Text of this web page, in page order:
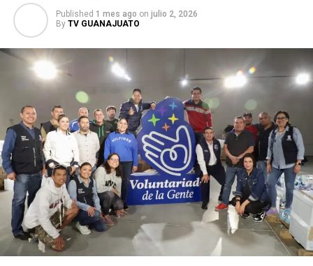
Published 1 mes ago on julio 2, 2026
By TV GUANAJUATO